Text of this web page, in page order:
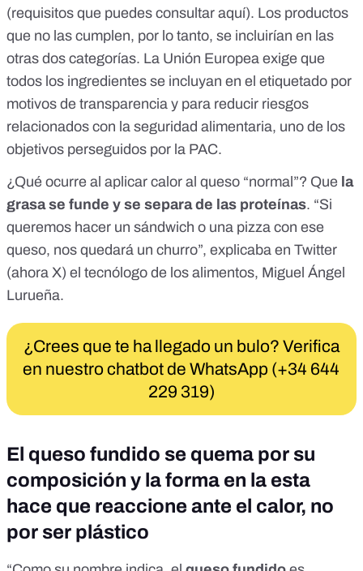
(requisitos que puedes consultar aquí). Los productos
que no las cumplen, por lo tanto, se incluirían en las
otras dos categorías. La Unión Europea exige que
todos los ingredientes se incluyan en el etiquetado por
motivos de transparencia y para reducir riesgos
relacionados con la seguridad alimentaria, uno de los
objetivos perseguidos por la PAC.
¿Qué ocurre al aplicar calor al queso “normal”? Que la
grasa se funde y se separa de las proteínas. “Si
queremos hacer un sándwich o una pizza con ese
queso, nos quedará un churro”, explicaba en Twitter
(ahora X) el tecnólogo de los alimentos, Miguel Ángel
Lurueña.
¿Crees que te ha llegado un bulo? Verifica
en nuestro chatbot de WhatsApp (+34 644
229 319)
El queso fundido se quema por su
composición y la forma en la esta
hace que reaccione ante el calor, no
por ser plástico